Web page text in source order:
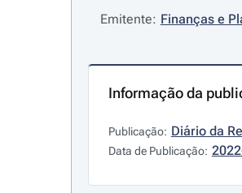
Emitente: Finanças e
Informação da
Publicação: Diário da
Data de Publicação: